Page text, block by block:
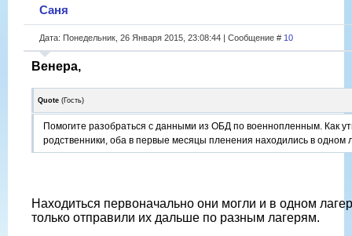
Саня
Дата: Понедельник, 26 Января 2015, 23:08:44 | Сообщение # 10
Венера,
Quote (Гость)
Помогите разобраться с данными из ОБД по военнопленным. Как
родственники, оба в первые месяцы пленения находились в одном
Находиться первоначально они могли и в одном
только отправили их дальше по разным лагерям.